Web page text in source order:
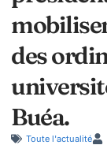
des
Buéa.
Toute l'actualité